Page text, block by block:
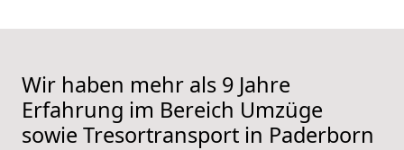
Wir haben mehr als 9 Jahre
Erfahrung im Bereich Umzüge
sowie Tresortransport in Paderborn